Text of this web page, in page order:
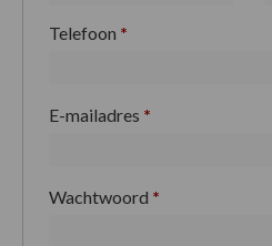
Telefoon *
E-mailadres *
Wachtwoord *